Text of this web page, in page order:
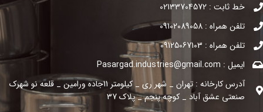
خط ثابت : 02133704572
تلفن همراه : 09102089058
تلفن همراه : 09125067103
ایمیل : Pasargad.industries@gmail.com
آدرس کارخانه : تهران _ شهر ری _ کیلومتر 11جاده ورامین _ قلعه نو شهرک
صنعتی عشق آباد _ کوچه پنجم _ پلاک 37